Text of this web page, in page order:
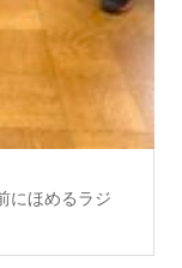
にほめるラジ